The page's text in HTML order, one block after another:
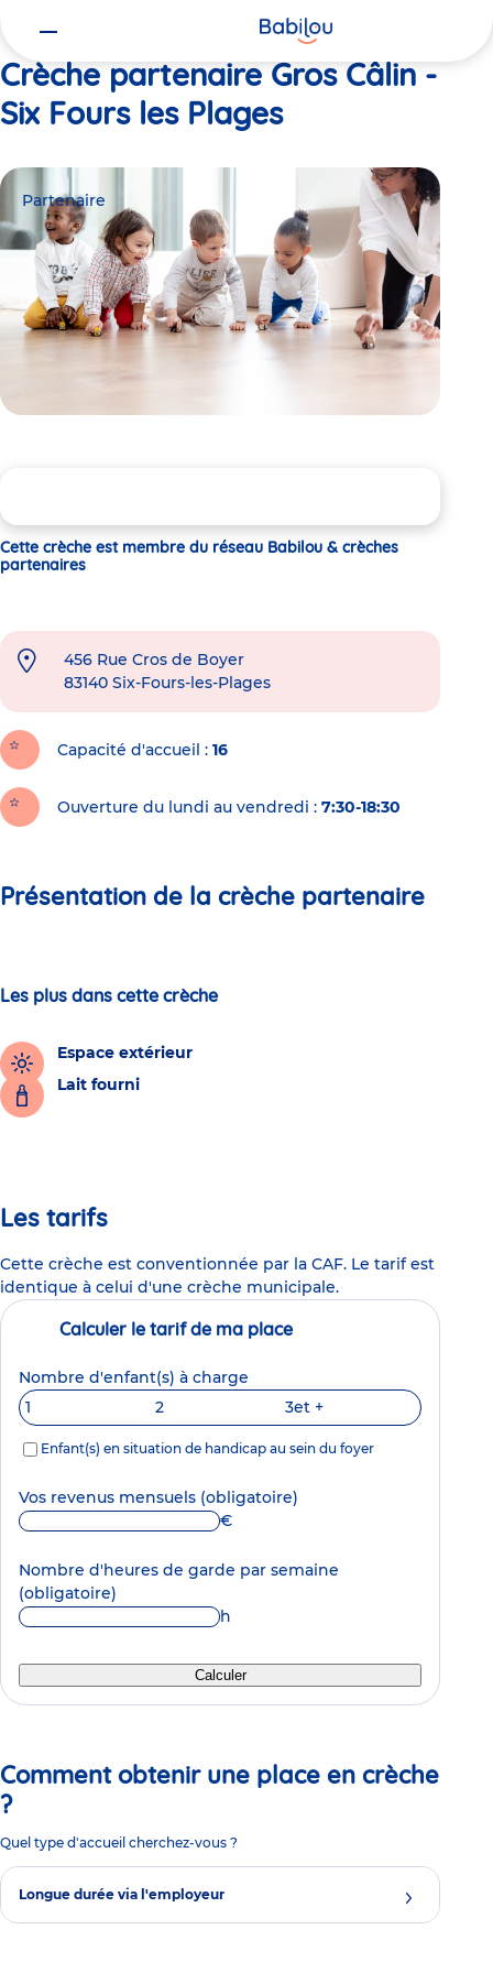
Crèche partenaire Gros Câlin -
Six Fours les Plages
Partenaire
Cette crèche est membre du réseau Babilou & crèches
partenaires
456 Rue Cros de Boyer
83140 Six-Fours-les-Plages
Capacité d'accueil 16
Ouverture du lundi au vendredi : 7:30-18:30
Présentation de la crèche partenaire
Les plus dans cette crèche
Espace extérieur
Lait fourni
Les tarifs
Cette crèche est conventionnée par la CAF. Le tarif est
identique à celui d'une crèche municipale.
Calculer le tarif de ma place
Nombre d'enfant(s) à charge
1
2 3et +
Enfant(s) en situation de handicap au sein du foyer
Vos revenus mensuels (obligatoire)
€
Nombre d'heures de garde par semaine
(obligatoire)
h
Calculer
Comment obtenir une place en crèche
?
Quel type d'accueil cherchez-vous ?
Longue durée via l'employeur